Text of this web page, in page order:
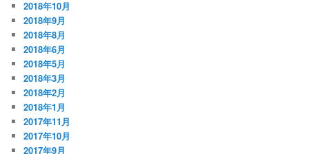
2018年10月
2018年9月
2018年8月
2018年6月
2018年5月
2018年3月
2018年2月
2018年1月
2017年11月
2017年10月
2017年9月